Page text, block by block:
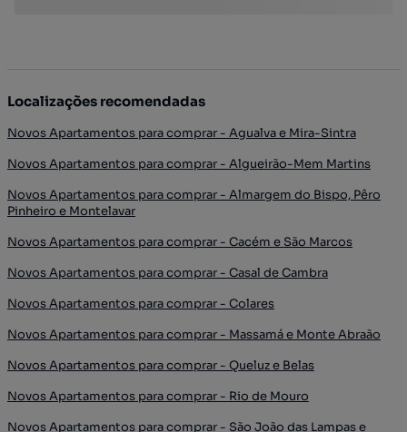
Localizações recomendadas
Novos Apartamentos para comprar - Agualva e Mira-Sintra
Novos Apartamentos para comprar - Algueirão-Mem Martins
Novos Apartamentos para comprar - Almargem do Bispo, Pêro
Pinheiro e Montelavar
Novos Apartamentos para comprar - Cacém e São Marcos
Novos Apartamentos para comprar - Casal de Cambra
Novos Apartamentos para comprar - Colares
Novos Apartamentos para comprar - Massamá e Monte Abraão
Novos Apartamentos para comprar - Queluz e Belas
Novos Apartamentos para comprar - Rio de Mouro
Novos Apartamentos para comprar - São João das Lampas e